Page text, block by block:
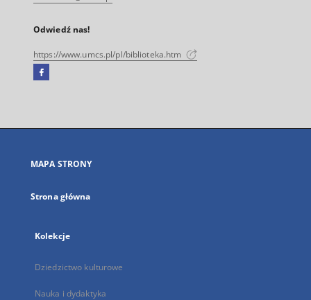
Odwiedź nas!
https://www.umcs.pl/pl/biblioteka.htm
Facebook
się
karcie
MAPA STRONY
Strona główna
Kolekcje
Dziedzictwo kulturowe
Nauka i dydaktyka